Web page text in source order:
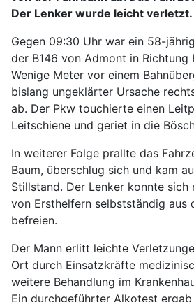
Der Lenker wurde leicht verletzt.
Gegen 09:30 Uhr war ein 58-
der B146 von Admont in Richtung
Wenige Meter vor einem
bislang ungeklärter Ursache
ab. Der Pkw touchierte einen
Leitschiene und geriet in die
In weiterer Folge prallte das
Baum, überschlug sich und kam
Stillstand. Der Lenker konnte
von Ersthelfern selbstständig aus
befreien.
Der Mann erlitt leichte
Ort durch Einsatzkräfte
weitere Behandlung im
Ein durchgeführter Alkotest